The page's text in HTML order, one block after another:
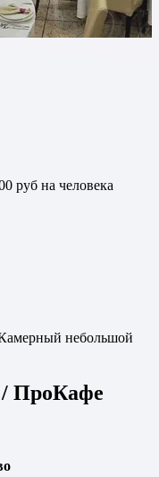
руб на человека
небольшой
/ ПроКафе